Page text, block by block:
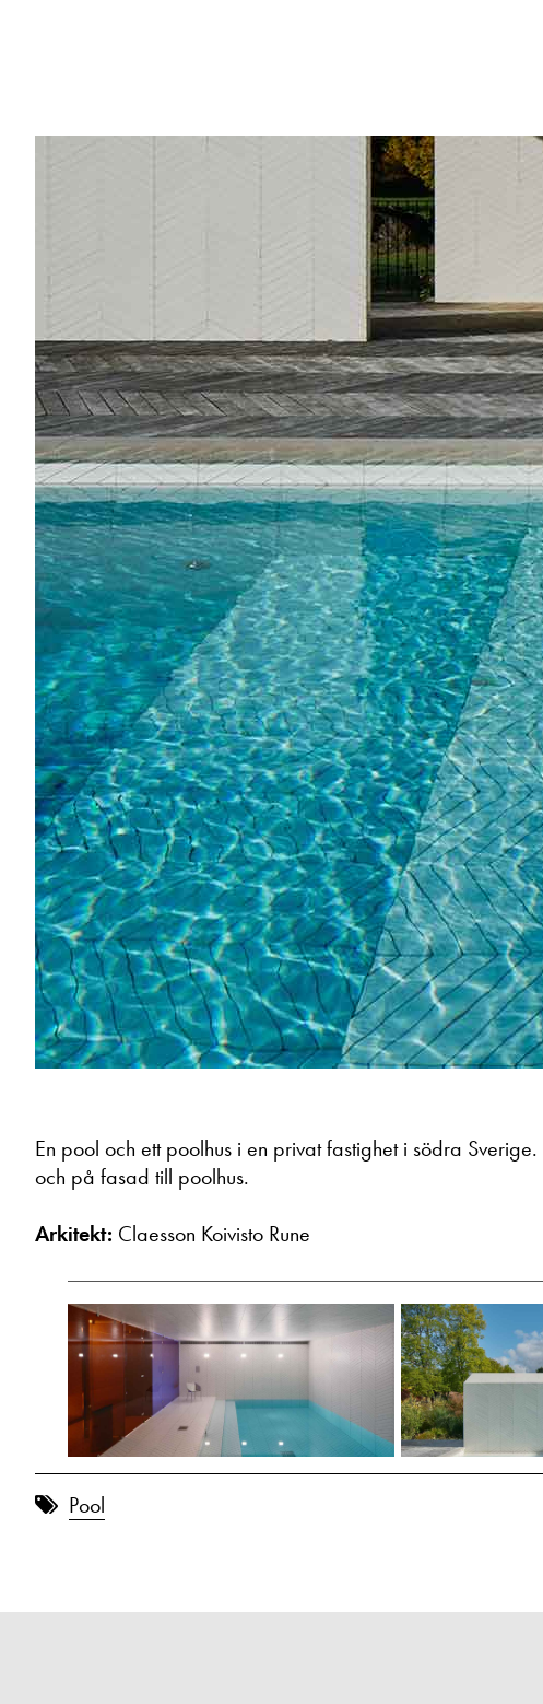
En pool och ett poolhus i en privat fastighet i södra Sverige.
och på fasad till poolhus.
Arkitekt: Claesson Koivisto Rune
Pool